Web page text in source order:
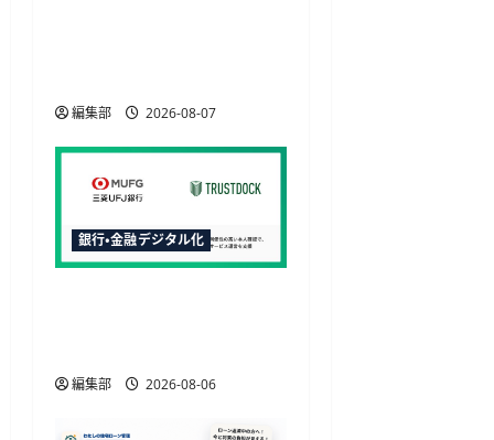
編集部 2026-08-07
銀行・金融デジタル化
編集部 2026-08-06